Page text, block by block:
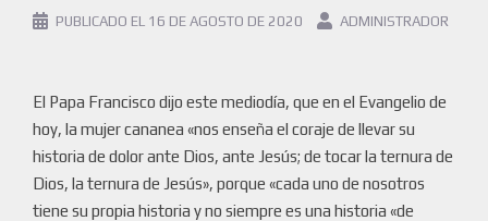
PUBLICADO EL 16 DE AGOSTO DE 2020 ADMINISTRADOR
El Papa Francisco dijo este mediodía, que en el Evangelio de
hoy, la mujer cananea «nos enseña el coraje de llevar su
historia de dolor ante Dios, ante Jesús; de tocar la ternura de
Dios, la ternura de Jesús», porque «cada uno de nosotros
tiene su propia historia y no siempre es una historia «de